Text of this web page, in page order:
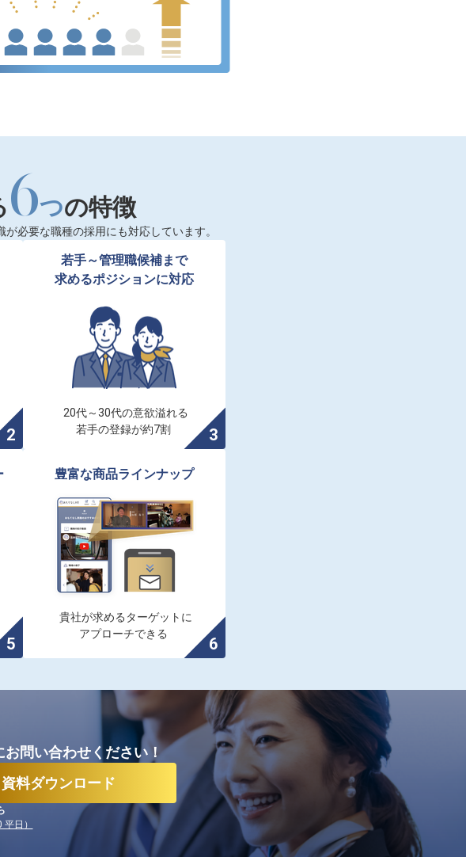
6つの特徴
必要な職種の採用にも対応しています。
若手～管理職候補まで
求めるポジションに対応
20代～30代の意欲溢れる
若手の登録が約7割
豊富な商品ラインナップ
貴社が求めるターゲットに
アプローチできる
お問い合わせください！
資料ダウンロード
日）